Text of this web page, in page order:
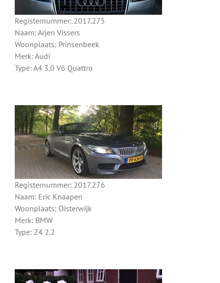
Registernummer: 2017.275
Naam: Arjen Vissers
Woonplaats: Prinsenbeek
Merk: Audi
Type: A4 3.0 V6 Quattro
Registernummer: 2017.276
Naam: Eric Knaapen
Woonplaats: Oisterwijk
Merk: BMW
Type: Z4 2.2